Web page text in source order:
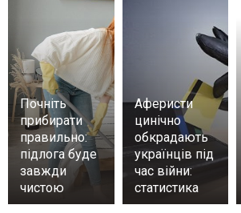
Почніть
прибирати
правильно:
підлога буде
завжди
чистою
Аферисти
цинічно
обкрадають
українців під
час війни:
статистика